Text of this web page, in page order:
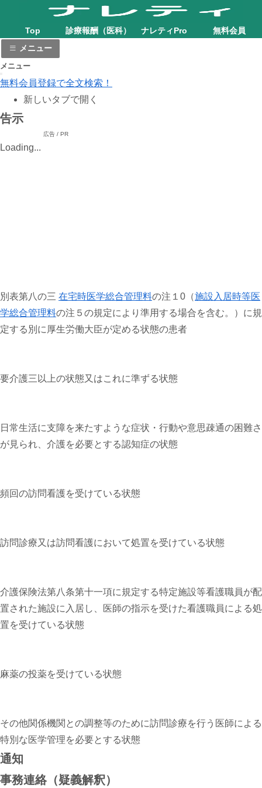
Top 診療報酬（医科） ナレティPro
無料会員
メニュー
メニュー
無料会員登録で全文検索！
新しいタブで開く
告示
広告 / PR
Loading...
別表第八の三 在宅時医学総合管理料の注 １ 0（施設入居時等医
学総合管理料の注５の規定により準用する場合を含む。）に規
定する別に厚生労働大臣が定める状態の患者
要介護三以上の状態又はこれに準ずる状態
日常生活に支障を来たすような症状・行動や意思疎通の困難さ
が見られ、介護を必要とする認知症の状態
頻回の訪問看護を受けている状態
訪問診療又は訪問看護において処置を受けている状態
介護保険法第八条第十一項に規定する特定施設等看護職員が配
置された施設に入居し、医師の指示を受けた看護職員による処
置を受けている状態
麻薬の投薬を受けている状態
その他関係機関との調整等のために訪問診療を行う医師による
特別な医学管理を必要とする状態
通知
事務連絡（疑義解釈）